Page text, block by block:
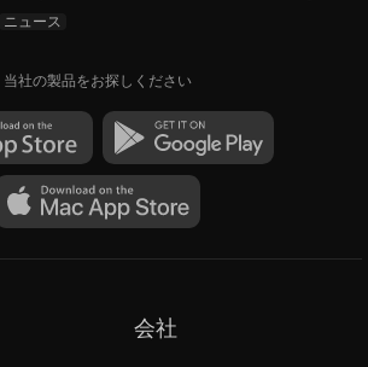
ニュース
当社の製品をお探しください
会社